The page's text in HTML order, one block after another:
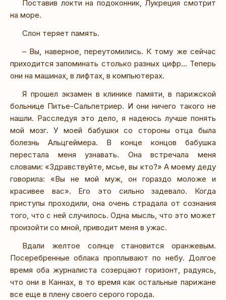
Поставив локти на подоконник, Лукреция смотрит
на море.
Слон теряет память.
– Вы, наверное, переутомились. К тому же сейчас
приходится запоминать столько разных цифр… Теперь
они на машинах, в лифтах, в компьютерах.
Я прошел экзамен в клинике памяти, в парижской
больнице Питье-Сальпетриер. И они ничего такого не
нашли. Расследуя это дело, я надеюсь лучше понять
мой мозг. У моей бабушки со стороны отца была
болезнь Альцгеймера. В конце концов бабушка
перестала меня узнавать. Она встречала меня
словами: «Здравствуйте, мсье, вы кто?» А моему деду
говорила: «Вы не мой муж, он гораздо моложе и
красивее вас». Его это сильно задевало. Когда
приступы проходили, она очень страдала от сознания
того, что с ней случилось. Одна мысль, что это может
произойти со мной, приводит меня в ужас.
Вдали желтое солнце становится оранжевым.
Посеребренные облака проплывают по небу. Долгое
время оба журналиста созерцают горизонт, радуясь,
что они в Каннах, в то время как остальные парижане
все еще в плену своего серого города.